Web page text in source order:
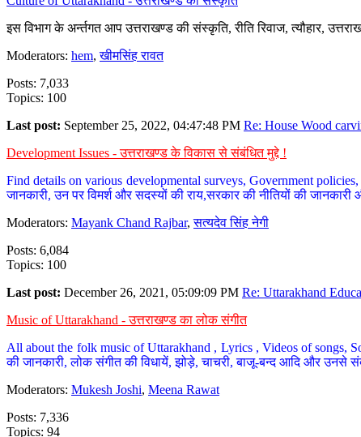
इस विभाग के अर्न्तगत आप उत्तराखण्ड की संस्कृति, रीति रिवाज, त्यौहार,
Moderators: hem,खीमसिंह रावत
Posts: 7,033
Topics: 100
Last post: September 25, 2022, 04:47:48 PM Re: House Wood
Development Issues - उत्तराखण्ड के विकास से संबंधित मुद्दे !
Find details on various developmental surveys, Government
जानकारी, उन पर विमर्श और सदस्यों की राय,सरकार की नीतियों की
Moderators: Mayank Chand Rajbar,सत्यदेव सिंह नेगी
Posts: 6,084
Topics: 100
Last post: December 26, 2021, 05:09:09 PM Re: Uttarakhand
Music of Uttarakhand - उत्तराखण्ड का लोक संगीत
All about the folk music of Uttarakhand , Lyrics , Videos of songs,
की जानकारी, लोक संगीत की विधायें, झोड़े, चाचरी, बाजू-बन्द आदि और उनसे
Moderators: Mukesh Joshi, Meena Rawat
Posts: 7,336
Topics: 94